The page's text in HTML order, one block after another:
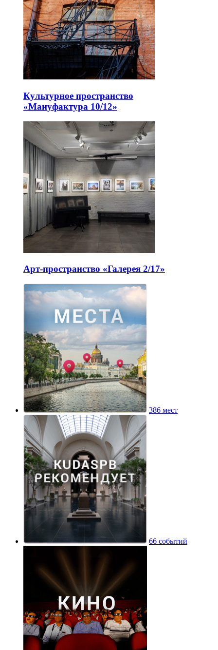
Культурное пространство
«Мануфактура 10/12»
Арт-пространство «Галерея 2/17»
386 мест
66 событий